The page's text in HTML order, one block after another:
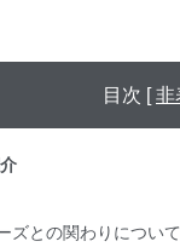
目次 [非
ズとの関わりについて